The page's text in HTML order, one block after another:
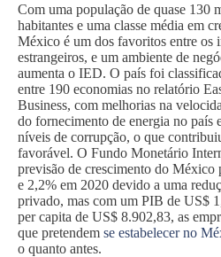
Com uma população de quase 130
habitantes e uma classe média em
México é um dos favoritos entre os
estrangeiros, e um ambiente de
aumenta o IED. O país foi
entre 190 economias no relatório
Business, com melhorias na
do fornecimento de energia no país
níveis de corrupção, o que
favorável. O Fundo Monetário
previsão de crescimento do México
e 2,2% em 2020 devido a uma
privado, mas com um PIB de US$
per capita de US$ 8.902,83, as
que pretendem se estabelecer no
o quanto antes.